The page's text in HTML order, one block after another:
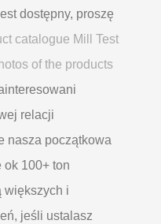
dostępny, proszę
catalogue Mill Test
of the products
relacji
nasza początkowa
100+ ton
większych i
jeśli ustalasz